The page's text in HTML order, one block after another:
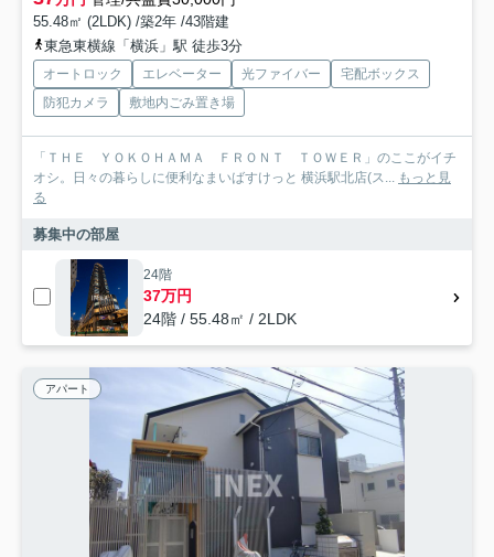
55.48㎡ (2LDK) /築2年 /43階建
東急東横線「横浜」駅 徒歩3分
オートロック エレベーター 光ファイバー
宅配ボックス
防犯カメラ
敷地内ごみ置き場
「ＴＨＥ ＹＯＫＯＨＡＭＡ ＦＲＯＮＴ ＴＯＷＥＲ」のここがイチ
オシ。日々の暮らしに便利なまいばすけっと 横浜駅北店(ス...
もっと見
る
募集中の部屋
24階
37万円
24階 / 55.48㎡ / 2LDK
アパート